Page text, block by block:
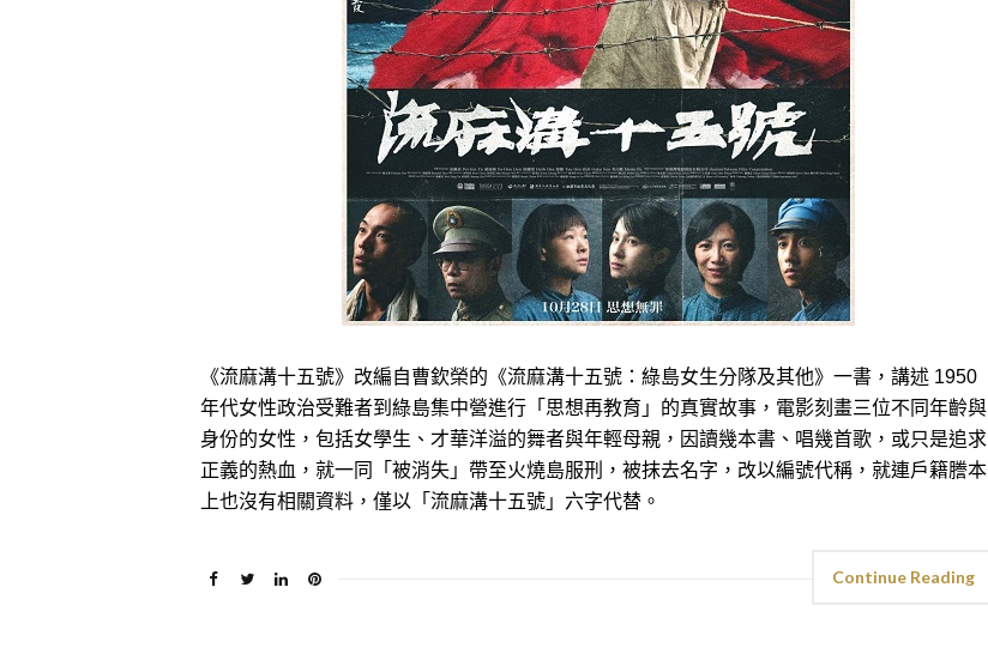
《流麻溝十五號》改編自曹欽榮的《流麻溝十五號：綠島女生分隊及其他》一書，講述 1950
年代女性政治受難者到綠島集中營進行「思想再教育」的真實故事，電影刻畫三位不同年齡與
身份的女性，包括女學生、才華洋溢的舞者與年輕母親，因讀幾本書、唱幾首歌，或只是追求
正義的熱血，就一同「被消失」帶至火燒島服刑，被抹去名字，改以編號代稱，就連戶籍謄本
上也沒有相關資料，僅以「流麻溝十五號」六字代替。
Continue Reading